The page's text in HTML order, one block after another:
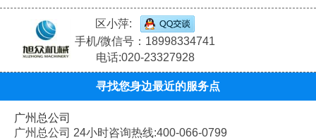
区小萍:
手机/微信号：18998334741
电话:020-23327928
寻找您身边最近的服务点
广州总公司
广州总公司 24小时咨询热线:400-066-0799